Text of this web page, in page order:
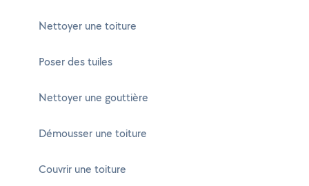
Nettoyer une toiture
Poser des tuiles
Nettoyer une gouttière
Démousser une toiture
Couvrir une toiture